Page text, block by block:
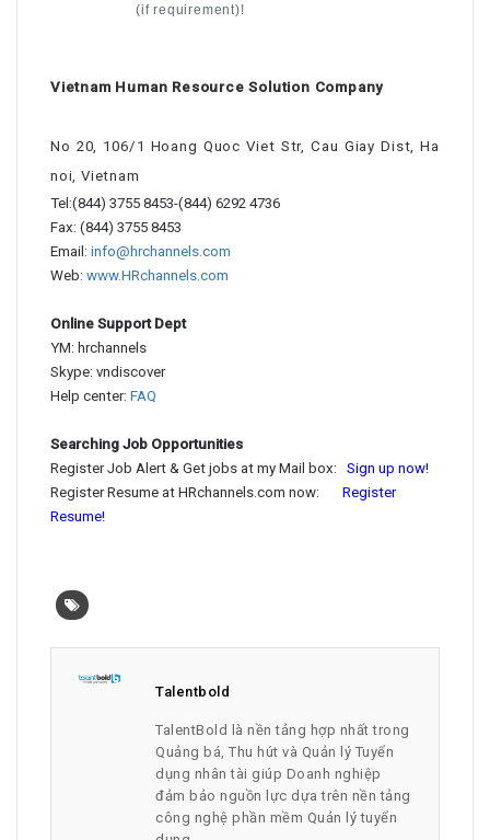
(if requirement)!
Vietnam Human Resource Solution Company
No 20, 106/1 Hoang Quoc Viet Str, Cau Giay Dist, Ha
noi, Vietnam
Tel:(844) 3755 8453-(844) 6292 4736
Fax: (844) 3755 8453
Email: info@hrchannels.com
Web: www.HRchannels.com
Online Support Dept
YM: hrchannels
Skype: vndiscover
Help center: FAQ
Searching Job Opportunities
Register Job Alert & Get jobs at my Mail box:
Sign up now!
Register Resume at HRchannels.com now: Register
Resume!
Talentbold
TalentBold là nền tảng hợp nhất trong
Quảng bá, Thu hút và Quản lý Tuyển
dụng nhân tài giúp Doanh nghiệp
đảm bảo nguồn lực dựa trên nền tảng
công nghệ phần mềm Quản lý tuyển